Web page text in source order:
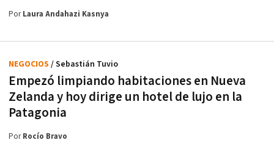
PorLaura Andahazi Kasnya
Empezó limpiando habitaciones en Nueva
Zelanda y hoy dirige un hotel de lujo en la
Patagonia
NEGOCIOS / Sebastián Tuvio
PorRocío Bravo